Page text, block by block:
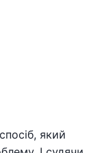
який